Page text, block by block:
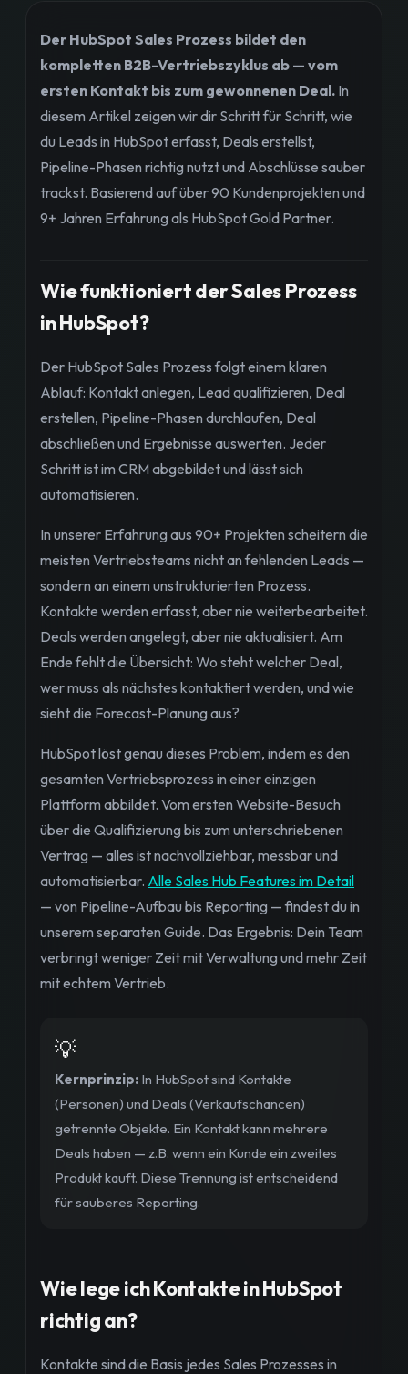
Der HubSpot Sales Prozess bildet den
kompletten B2B-Vertriebszyklus ab — vom
ersten Kontakt bis zum gewonnenen Deal. In
diesem Artikel zeigen wir dir Schritt für Schritt, wie
du Leads in HubSpot erfasst, Deals erstellst,
Pipeline-Phasen richtig nutzt und Abschlüsse sauber
trackst. Basierend auf über 90 Kundenprojekten und
9+ Jahren Erfahrung als HubSpot Gold Partner.
Wie funktioniert der Sales Prozess
in HubSpot?
Der HubSpot Sales Prozess folgt einem klaren
Ablauf: Kontakt anlegen, Lead qualifizieren, Deal
erstellen, Pipeline-Phasen durchlaufen, Deal
abschließen und Ergebnisse auswerten. Jeder
Schritt ist im CRM abgebildet und lässt sich
automatisieren.
In unserer Erfahrung aus 90+ Projekten scheitern die
meisten Vertriebsteams nicht an fehlenden Leads —
sondern an einem unstrukturierten Prozess.
Kontakte werden erfasst, aber nie weiterbearbeitet.
Deals werden angelegt, aber nie aktualisiert. Am
Ende fehlt die Übersicht: Wo steht welcher Deal,
wer muss als nächstes kontaktiert werden, und wie
sieht die Forecast-Planung aus?
HubSpot löst genau dieses Problem, indem es den
gesamten Vertriebsprozess in einer einzigen
Plattform abbildet. Vom ersten Website-Besuch
über die Qualifizierung bis zum unterschriebenen
Vertrag — alles ist nachvollziehbar, messbar und
automatisierbar. Alle Sales Hub Features im Detail
— von Pipeline-Aufbau bis Reporting — findest du in
unserem separaten Guide. Das Ergebnis: Dein Team
verbringt weniger Zeit mit Verwaltung und mehr Zeit
mit echtem Vertrieb.
💡
Kernprinzip: In HubSpot sind Kontakte
(Personen) und Deals (Verkaufschancen)
getrennte Objekte. Ein Kontakt kann mehrere
Deals haben — z.B. wenn ein Kunde ein zweites
Produkt kauft. Diese Trennung ist entscheidend
für sauberes Reporting.
Wie lege ich Kontakte in HubSpot
richtig an?
Kontakte sind die Basis jedes Sales Prozesses in